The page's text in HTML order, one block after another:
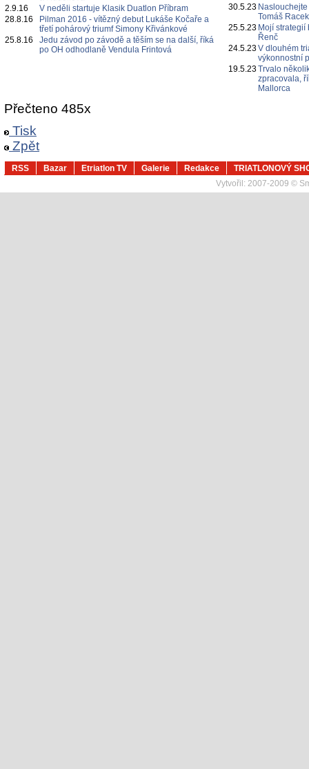
2.9.16
V neděli startuje Klasik Duatlon Příbram
28.8.16
Pilman 2016 - vítězný debut Lukáše Kočaře a
třetí pohárový triumf Simony Křivánkové
25.8.16
Jedu závod po závodě a těším se na další, říká
po OH odhodlaně Vendula Frintová
30.5.23
Tomáš Racek
25.5.23 Mojí strategií
Řenč
24.5.23V dlouhém
výkonnostní
19.5.23Trvalo
zpracovala,
Mallorca
Přečteno 485x
Tisk
Zpět
RSS Bazar Etriatlon TV Galerie Redakce
TRIATLONOVÝ
Vytvořil: 2007-2009 ©